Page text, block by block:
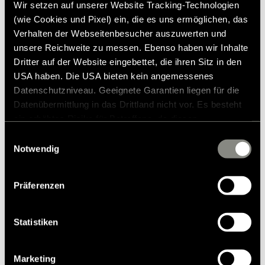
Wir setzen auf unserer Website Tracking-Technologien
(wie Cookies und Pixel) ein, die es uns ermöglichen, das
Verhalten der Webseitenbesucher auszuwerten und
unsere Reichweite zu messen. Ebenso haben wir Inhalte
Dritter auf der Website eingebettet, die ihren Sitz in den
USA haben. Die USA bieten kein angemessenes
Datenschutzniveau. Geeignete Garantien liegen für die
Datenübermittlung in das Drittland nicht vor. Es besteht
zustehen. Eingesetzte Dienstleister können Daten für
zusammenführen. Weitere Informationen finden Sie in
unsererDatenschutzerklärung
. Akzeptieren Sie oder
Einstellungen aus, erteilen Sie uns Ihre Einwilligung zur
Verarbeitung Ihrer Daten zu den genannten Zwecken. Die
nicht erforderlich und kann jederzeit über die
Notwendig
Präferenzen
Statistiken
Marketing
fordonet.
Liknande produkter